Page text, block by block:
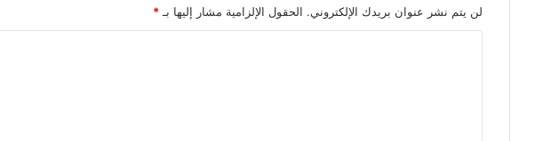
لن يتم نشر عنوان بريدك الإلكتروني. الحقول الإلزامية مشار إليها بـ *